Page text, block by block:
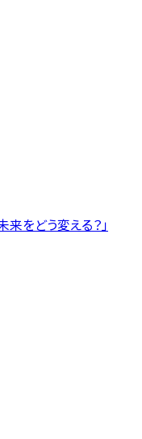
来をどう変える？」